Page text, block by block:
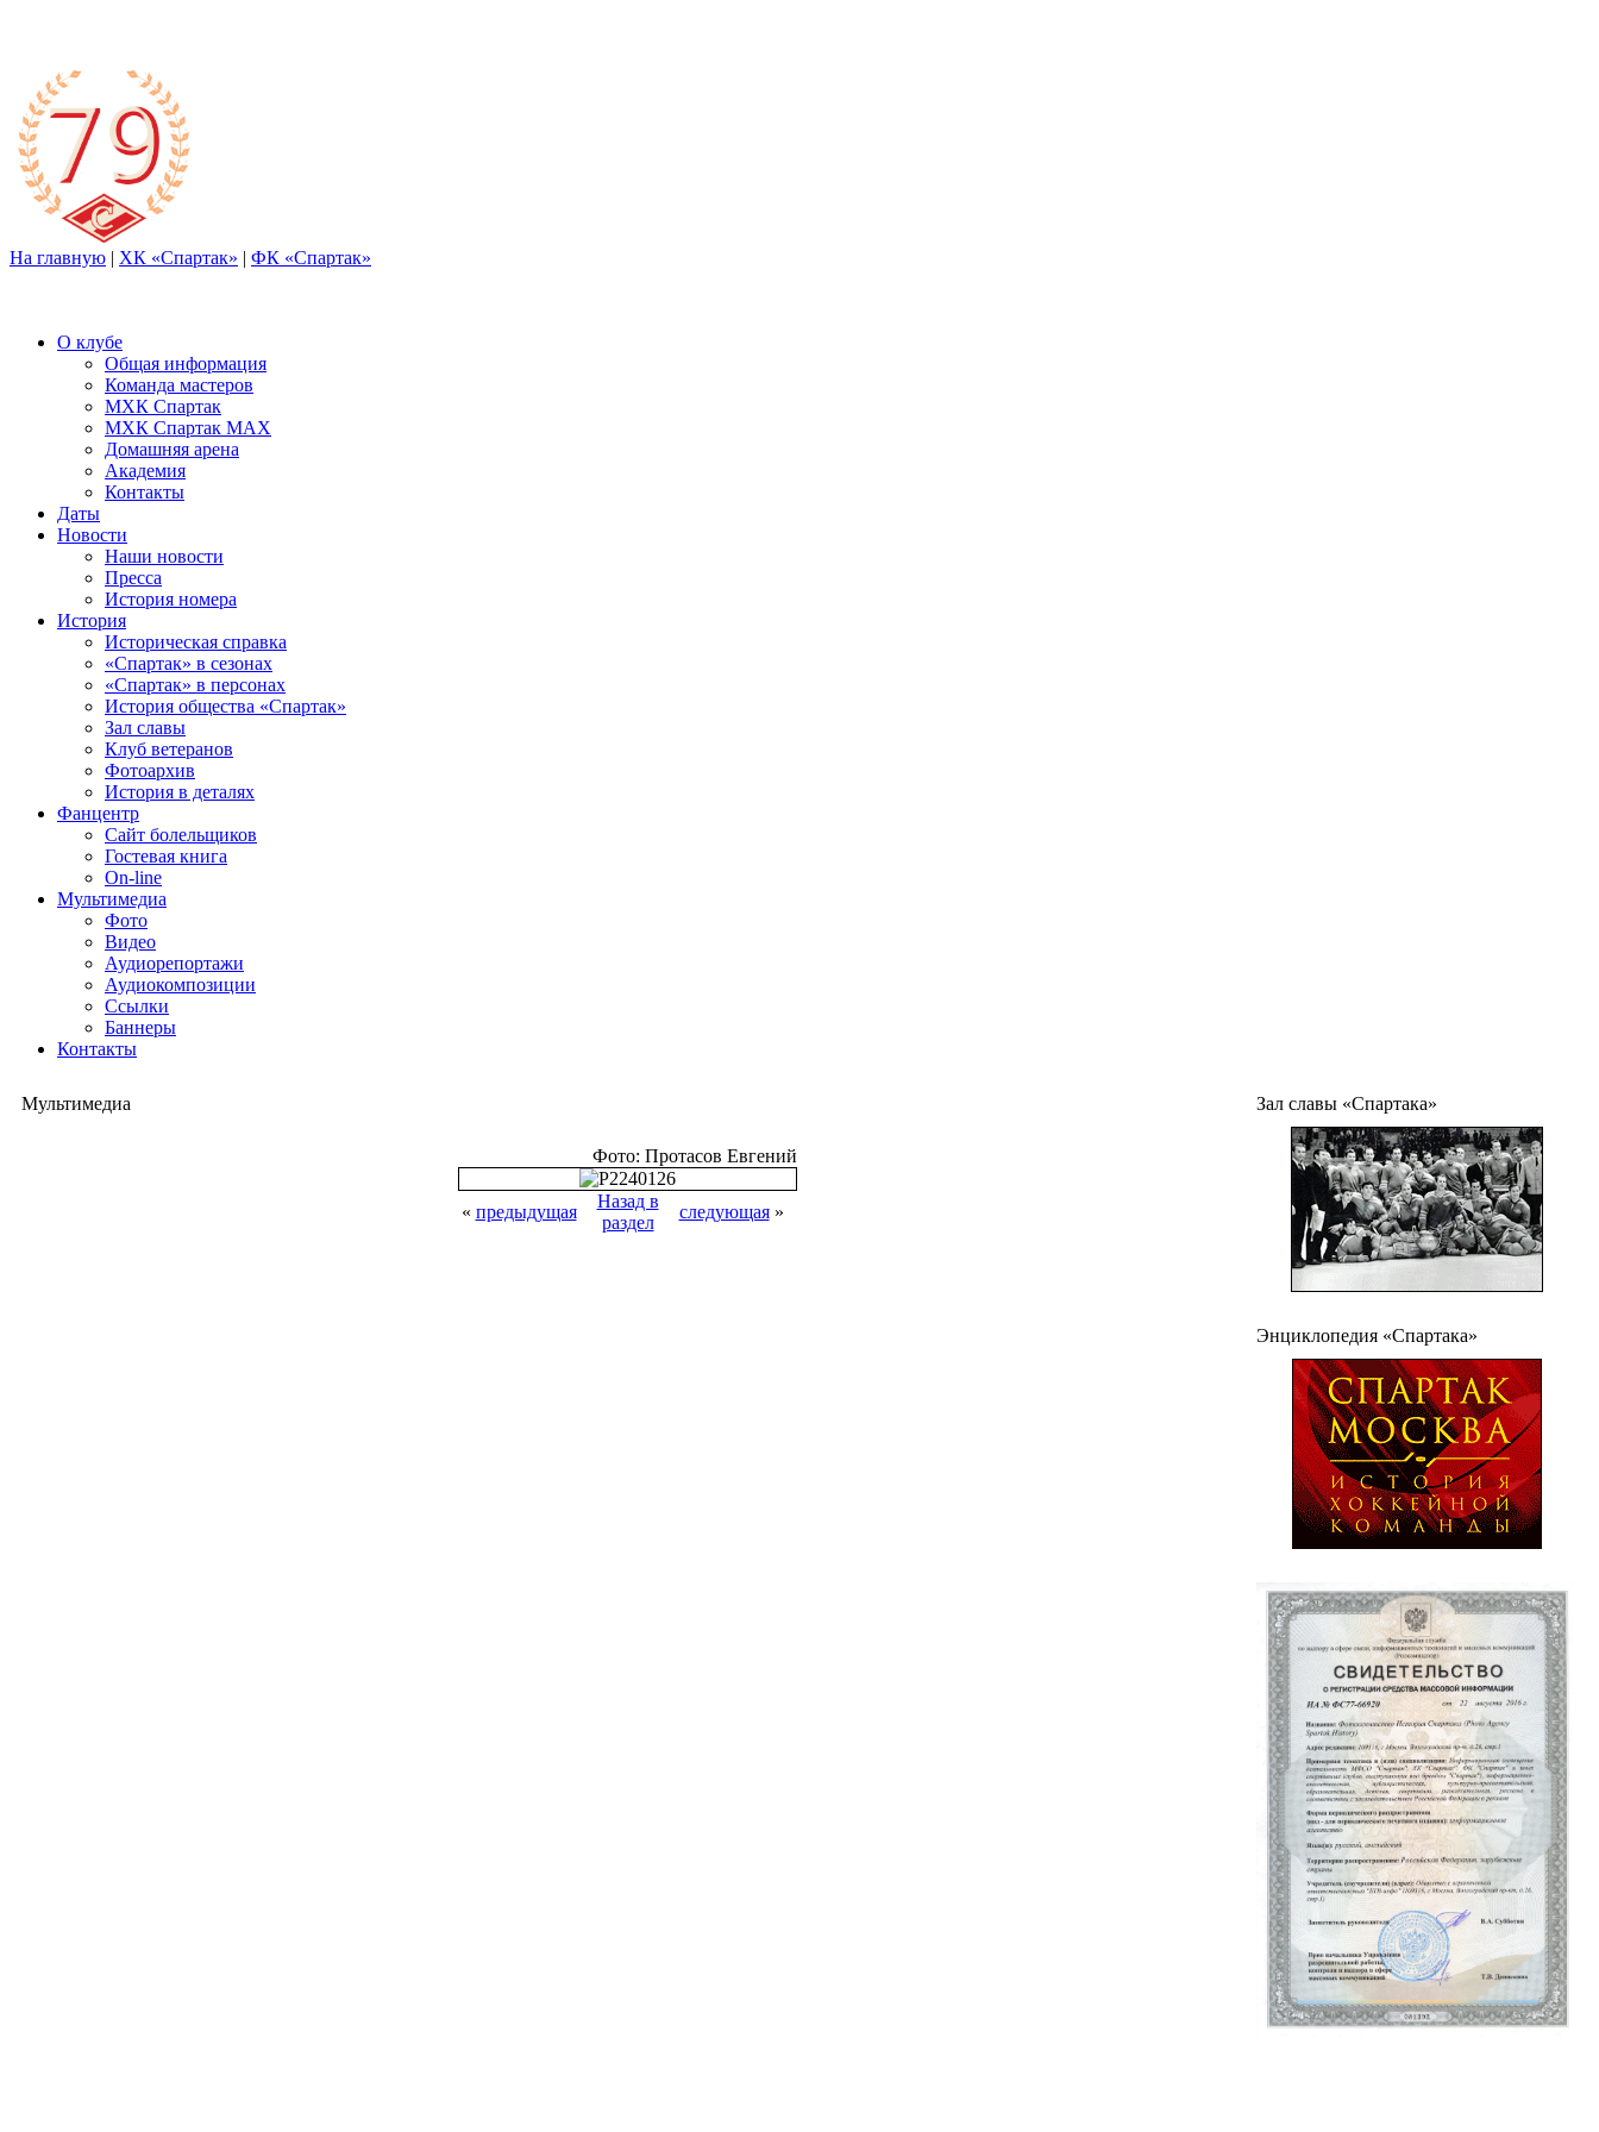
На главную | ХК «Спартак» | ФК «Спартак»
О клубе
Общая информация
Команда мастеров
МХК Спартак
МХК Спартак МАХ
Домашняя арена
Академия
Контакты
Даты
Новости
Наши новости
Пресса
История номера
История
Историческая справка
«Спартак» в сезонах
«Спартак» в персонах
История общества «Спартак»
Зал славы
Клуб ветеранов
Фотоархив
История в деталях
Фанцентр
Сайт болельщиков
Гостевая книга
On-line
Мультимедиа
Фото
Видео
Аудиорепортажи
Аудиокомпозиции
Ссылки
Баннеры
Контакты
Мультимедиа
Фото: Протасов Евгений
« предыдущая
Назад в
раздел
следующая»
Зал славы «Спартака»
Энциклопедия «Спартака»